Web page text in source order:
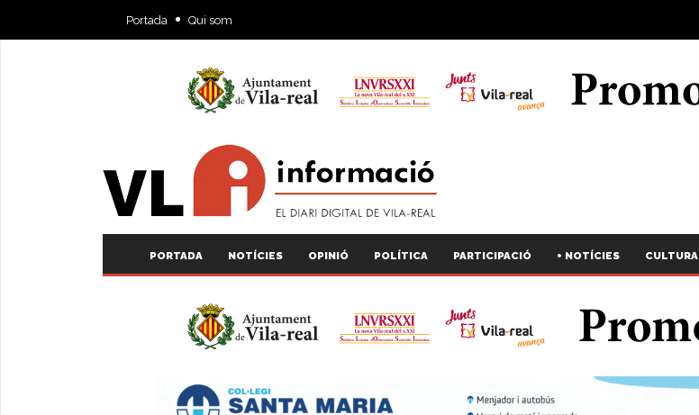
Portada Qui som
PORTADA NOTÍCIES OPINIÓ POLÍTICA PARTICIPACIÓ + NOTÍCIES CULTURA